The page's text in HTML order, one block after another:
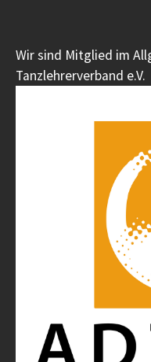
Wir sind Mitglied im
Tanzlehrerverband e.V.